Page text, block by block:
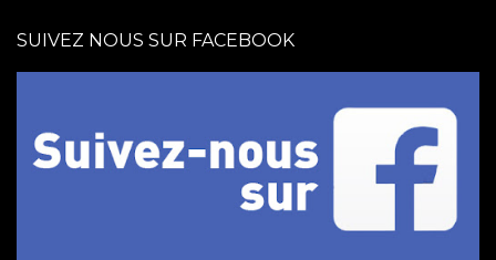
SUIVEZ NOUS SUR FACEBOOK